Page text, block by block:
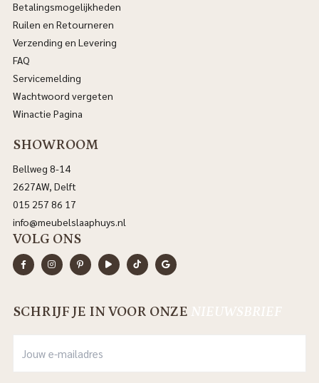
Betalingsmogelijkheden
Ruilen en Retourneren
Verzending en Levering
FAQ
Servicemelding
Wachtwoord vergeten
Winactie Pagina
SHOWROOM
Bellweg 8-14
2627AW, Delft
015 257 86 17
info@meubelslaaphuys.nl
VOLG ONS
SCHRIJF JE IN VOOR ONZE NIEUWSBRIEF